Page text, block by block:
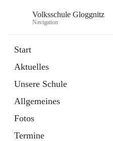
Volksschule Gloggnitz
Navigation
Start
Aktuelles
Unsere Schule
Allgemeines
Fotos
Termine
Seite
in
Tab
Elternverein
öffnet
in
neuem
Tab